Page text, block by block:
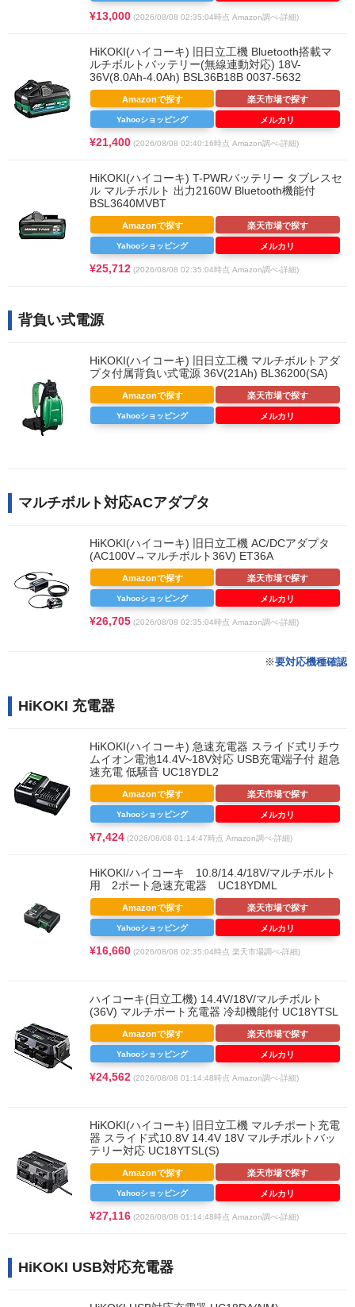
¥13,000 (2026/08/08 02:35:04時点 Amazon調べ-詳細)
HiKOKI(ハイコーキ) 旧日立工機 Bluetooth搭載マ
ルチボルトバッテリー(無線連動対応) 18V-
36V(8.0Ah-4.0Ah) BSL36B18B 0037-5632
¥21,400 (2026/08/08 02:40:16時点 Amazon調べ-詳細)
Amazonで探す 楽天市場で探す
Yahooショッピング メルカリ
HiKOKI(ハイコーキ) T-PWRバッテリー タブレスセ
ル マルチボルト 出力2160W Bluetooth機能付
BSL3640MVBT
¥25,712 (2026/08/08 02:35:04時点 Amazon調べ-詳細)
Amazonで探す 楽天市場で探す
Yahooショッピング メルカリ
背負い式電源
HiKOKI(ハイコーキ) 旧日立工機 マルチボルトアダ
プタ付属背負い式電源 36V(21Ah) BL36200(SA)
Amazonで探す 楽天市場で探す
Yahooショッピング メルカリ
マルチボルト対応ACアダプタ
HiKOKI(ハイコーキ) 旧日立工機 AC/DCアダプタ
(AC100V→マルチボルト36V) ET36A
¥26,705 (2026/08/08 02:35:04時点 Amazon調べ-詳細)
Amazonで探す 楽天市場で探す
Yahooショッピング メルカリ
※要対応機種確認
HiKOKI 充電器
HiKOKI(ハイコーキ) 急速充電器 スライド式リチウ
ムイオン電池14.4V~18V対応 USB充電端子付 超急
速充電 低騒音 UC18YDL2
¥7,424 (2026/08/08 01:14:47時点 Amazon調べ-詳細)
Amazonで探す 楽天市場で探す
Yahooショッピング メルカリ
HiKOKI/ハイコーキ 10.8/14.4/18V/マルチボルト
用 2ポート急速充電器 UC18YDML
¥16,660 (2026/08/08 02:35:04時点 楽天市場調べ-詳細)
Amazonで探す 楽天市場で探す
Yahooショッピング メルカリ
ハイコーキ(日立工機) 14.4V/18V/マルチボルト
(36V) マルチポート充電器 冷却機能付 UC18YTSL
¥24,562 (2026/08/08 01:14:48時点 Amazon調べ-詳細)
Amazonで探す 楽天市場で探す
Yahooショッピング メルカリ
HiKOKI(ハイコーキ) 旧日立工機 マルチポート充電
器 スライド式10.8V 14.4V 18V マルチボルトバッ
テリー対応 UC18YTSL(S)
¥27,116 (2026/08/08 01:14:48時点 Amazon調べ-詳細)
Amazonで探す 楽天市場で探す
Yahooショッピング メルカリ
HiKOKI USB対応充電器